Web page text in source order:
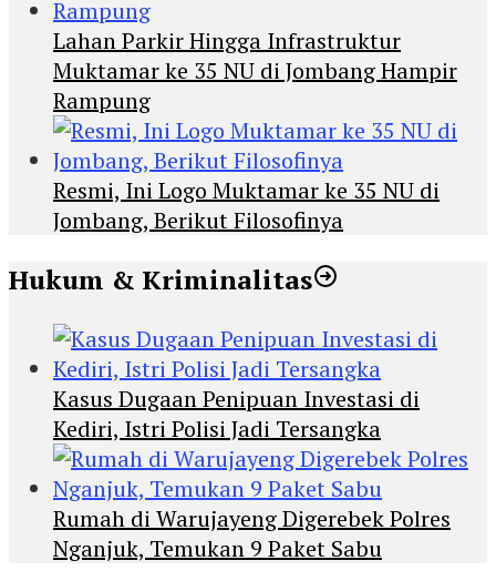
Lahan Parkir Hingga Infrastruktur
Muktamar ke 35 NU di Jombang Hampir
Rampung
Resmi, Ini Logo Muktamar ke 35 NU di
Jombang, Berikut Filosofinya
Hukum & Kriminalitas
Kasus Dugaan Penipuan Investasi di
Kediri, Istri Polisi Jadi Tersangka
Rumah di Warujayeng Digerebek Polres
Nganjuk, Temukan 9 Paket Sabu